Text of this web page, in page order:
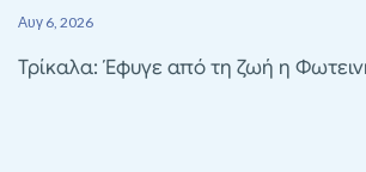
Αυγ 6, 2026
Τρίκαλα: Έφυγε από τη ζωή η